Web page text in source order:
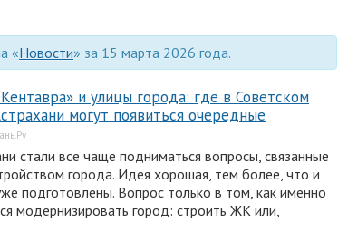
«Новости» за 15 марта 2026 года.
и улицы города: где в Советском
могут появиться очередные
стали все чаще подниматься вопросы, связанные
города. Идея хорошая, тем более, что и
подготовлены. Вопрос только в том, как именно
модернизировать город: строить ЖК или,